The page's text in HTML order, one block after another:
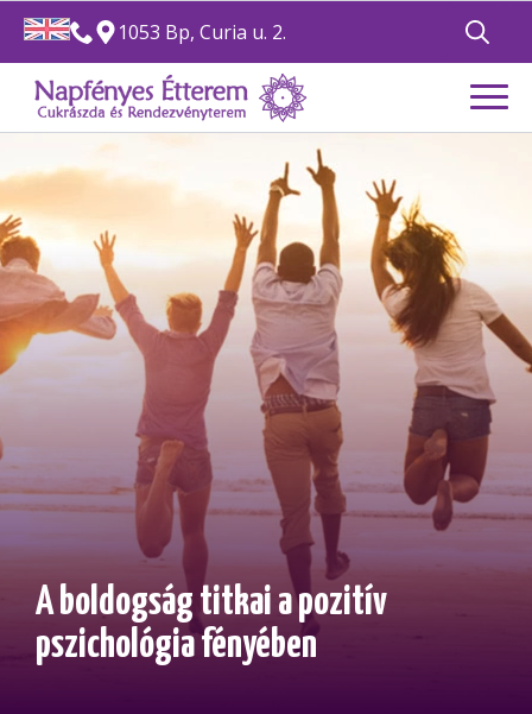
1053 Bp, Curia u. 2.
for:
A boldogság titkai a pozitív
pszichológia fényében